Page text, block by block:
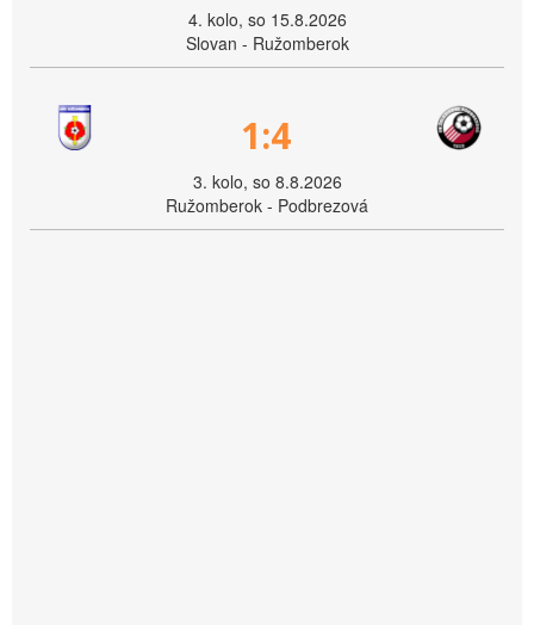
4. kolo, so 15.8.2026
Slovan - Ružomberok
1:4
3. kolo, so 8.8.2026
Ružomberok - Podbrezová